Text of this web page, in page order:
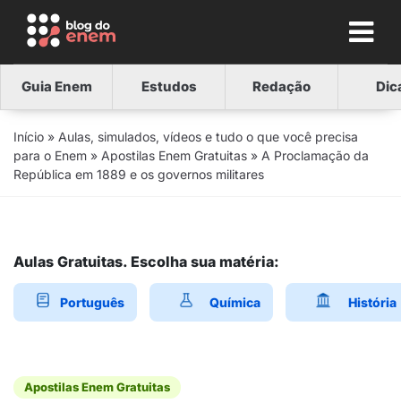
Guia Enem Estudos Redação
Início » Aulas, simulados, vídeos e tudo o que você precisa
para o Enem » Apostilas Enem Gratuitas » A Proclamação da
República em 1889 e os governos militares
Aulas Gratuitas. Escolha sua matéria:
Português Química História
Apostilas Enem Gratuitas